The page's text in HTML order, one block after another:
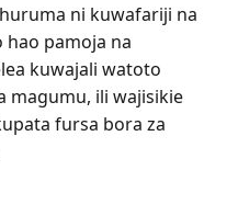
ni kuwafariji na
pamoja na
kuwajali watoto
magumu, ili wajisikie
fursa bora za